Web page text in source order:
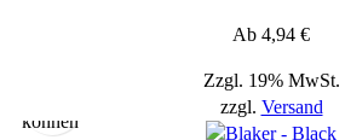
Ab 4,94 €
Zzgl. 19% MwSt.
zzgl. Versand
können